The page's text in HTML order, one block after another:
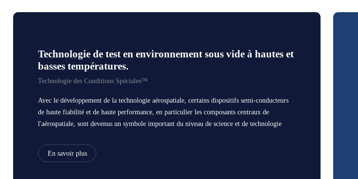
Technologie de test en environnement sous vide à hautes et
basses températures.
Technologie des Conditions Spéciales™
Avec le développement de la technologie aérospatiale, certains dispositifs semi-conducteurs
de haute fiabilité et de haute performance, en particulier les composants centraux de
l'aérospatiale, sont devenus un symbole important du niveau de science et de technologie
intégrés en Chine, les dispositifs semi-conducteurs dépendent principalement des
importations. Non seulement le coût des importations est élevé, mais les canaux
En savoir plus